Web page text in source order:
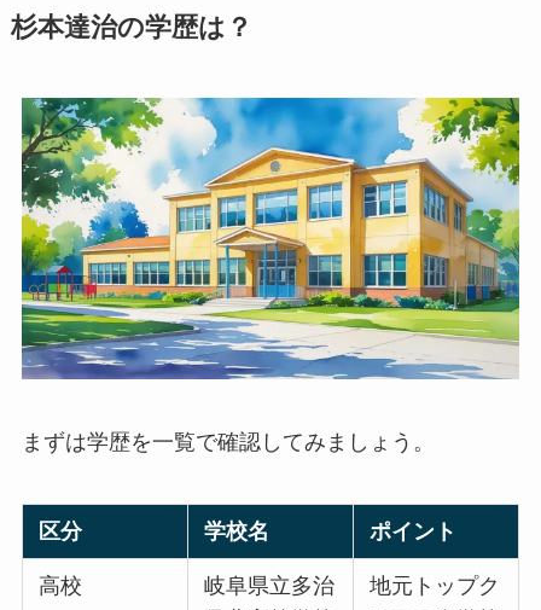
杉本達治の学歴は？
まずは学歴を一覧で確認してみましょう。
区分 学校名 ポイント
高校
岐阜県立多治
地元トップク